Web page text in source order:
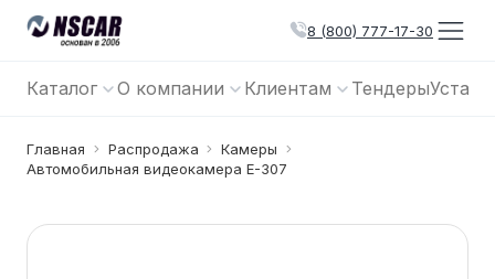
8 (800) 777-17-30
Каталог О компании Клиентам Тендеры
Главная Распродажа
Камеры
Автомобильная видеокамера E-307